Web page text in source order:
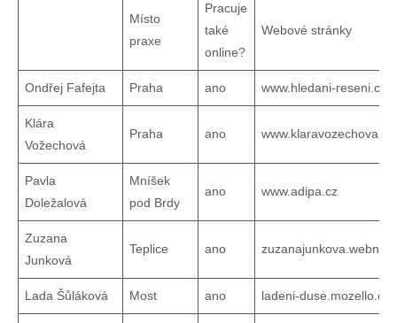
Místo
praxe
Pracuje
také
online?
Webové stránky
Ondřej Fafejta Praha ano www.hledani-reseni.cz
Klára
Vožechová
Praha ano www.klaravozechova.cz
Pavla
Doležalová
Mníšek
pod Brdy
ano www.adipa.cz
Zuzana
Junková
Teplice ano
Lada Šůláková Most ano ladeni-duse.mozello.cz